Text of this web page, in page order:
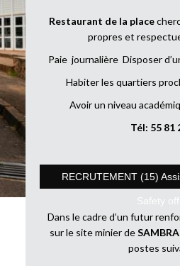
Restaurant de la place
propres et
Paie journalière Disposer
Habiter les quartiers
Avoir un niveau
Tél: 55 81
RECRUTEMENT (15)
Safety
Dans le cadre d’un futur
sur le site minier de
postes